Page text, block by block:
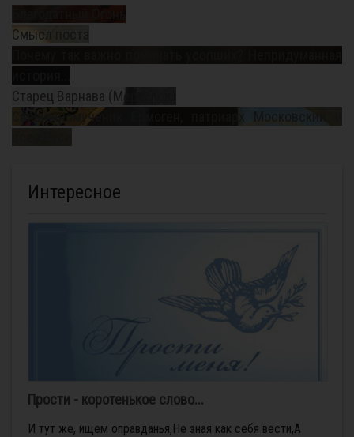
Смысл поста
Старец Варнава (Меркулов)
Священномученик Ермоген, патриарх Московский и
Интересное
Прости - коротенькое слово...
И тут же, ищем оправданья,Не зная как себя вести,А